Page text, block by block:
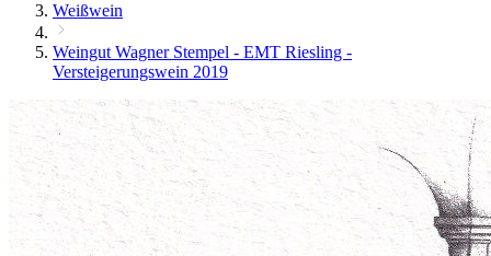
Weißwein
Weingut Wagner Stempel - EMT Riesling -
Versteigerungswein 2019